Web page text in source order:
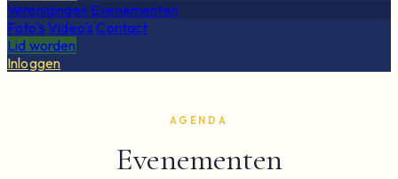
Verenigingen Evenementen
Foto's Video's Contact
Lid worden
Inloggen
AGENDA
Evenementen